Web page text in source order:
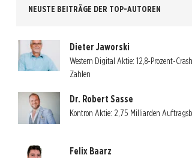
NEUSTE BEITRÄGE DER TOP-AUTOREN
Dieter Jaworski
Western Digital Aktie: 12,8-Prozent-
Zahlen
Dr. Robert Sasse
Kontron Aktie: 2,75 Milliarden
Felix Baarz